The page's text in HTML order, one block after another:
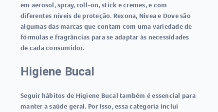
em aerosol, spray, roll-on, stick e cremes, e com
diferentes níveis de proteção. Rexona, Nivea e Dove são
algumas das marcas que contam com uma variedade de
fórmulas e fragrâncias para se adaptar às necessidades
de cada consumidor.
Higiene Bucal
Seguir hábitos de Higiene Bucal também é essencial para
manter a saúde geral. Por isso, essa categoria inclui